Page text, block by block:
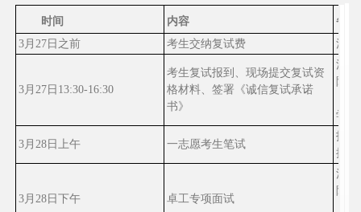
时间 内容
备注
3 月 27日之前 考生交纳复试费 江南
3 月 27日 13:30-16:30
考生复试报到
现场提交复试资
格材料、签署《诚信复试承诺
书》
江南
院
学院
3 月 28日上午 一志愿考生笔试
报道
携带
3 月 28日 下午 卓工专项面试
江南
院